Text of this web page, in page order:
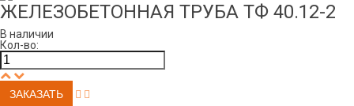
ЖЕЛЕЗОБЕТОННАЯ ТРУБА ТФ 40.12-2
В наличии
Кол-во: